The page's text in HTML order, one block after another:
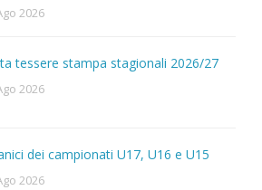
2026
tessere stampa stagionali 2026/27
2026
dei campionati U17, U16 e U15
2026